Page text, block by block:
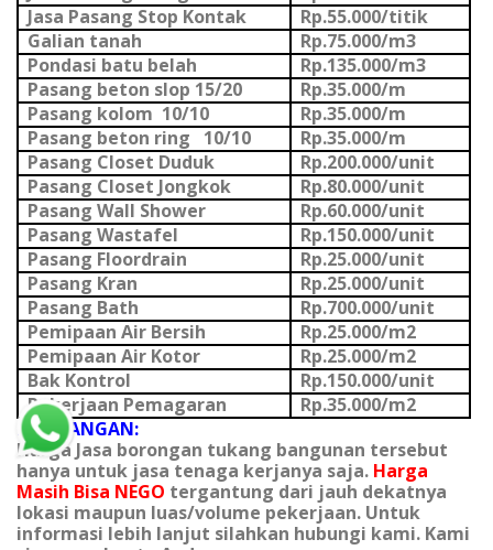
Jasa Pasang Stop Kontak
Rp.55.000/titik
Galian tanah
Rp.75.000/m3
Pondasi batu belah
Rp.135.000/m3
Pasang beton slop 15/20
Rp.35.000/m
Pasang kolom 10/10
Rp.35.000/m
Pasang beton ring 10/10
Rp.35.000/m
Pasang Closet Duduk
Rp.200.000/unit
Pasang Closet Jongkok
Rp.80.000/unit
Pasang Wall Shower
Rp.60.000/unit
Pasang Wastafel
Rp.150.000/unit
Pasang Floordrain
Rp.25.000/unit
Pasang Kran
Rp.25.000/unit
Pasang Bath
Rp.700.000/unit
Pemipaan Air Bersih
Rp.25.000/m2
Pemipaan Air Kotor
Rp.25.000/m2
Bak Kontrol
Rp.150.000/unit
Pekerjaan Pemagaran
Rp.35.000/m2
KETERANGAN:
Harga Jasa borongan tukang bangunan tersebut
hanya untuk jasa tenaga kerjanya saja. Harga
Masih Bisa NEGO tergantung dari jauh dekatnya
lokasi maupun luas/volume pekerjaan. Untuk
informasi lebih lanjut silahkan hubungi kami. Kami